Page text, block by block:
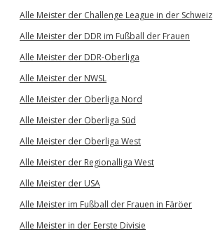
Alle Meister der Challenge League in der Schweiz
Alle Meister der DDR im Fußball der Frauen
Alle Meister der DDR-Oberliga
Alle Meister der NWSL
Alle Meister der Oberliga Nord
Alle Meister der Oberliga Süd
Alle Meister der Oberliga West
Alle Meister der Regionalliga West
Alle Meister der USA
Alle Meister im Fußball der Frauen in Färöer
Alle Meister in der Eerste Divisie